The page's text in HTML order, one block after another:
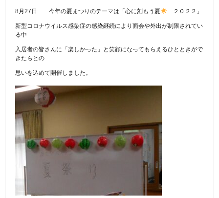
8月27日 今年の夏まつりのテーマは「心に刻もう夏 ２０２２」
新型コロナウイルス感染症の感染継続により面会や外出が制限されてい
る中
入居者の皆さんに「楽しかった」と笑顔になってもらえるひとときがで
きたらとの
思いを込めて開催しました。